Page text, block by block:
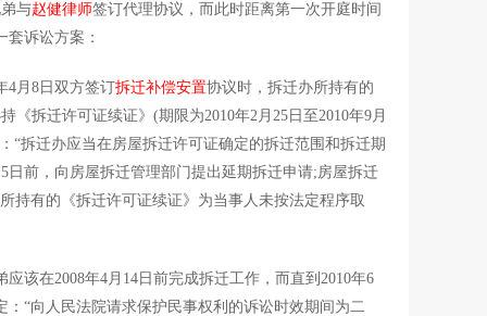
与赵健律师签订代理协议，而此时距离第一次开庭时间
诉讼方案：
月8日双方签订拆迁补偿安置协议时，拆迁办所持有的
《拆迁许可证续证》(期限为2010年2月25日至2010年9月
“拆迁办应当在房屋拆迁许可证确定的拆迁范围和拆迁期
前，向房屋拆迁管理部门提出延期拆迁申请;房屋拆迁
持有的《拆迁许可证续证》为当事人未按法定程序取
应该在2008年4月14日前完成拆迁工作，而直到2010年6
“向人民法院请求保护民事权利的诉讼时效期间为二